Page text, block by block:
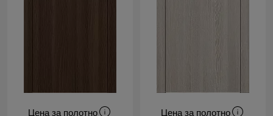
Цена за полотно Цена за полотно